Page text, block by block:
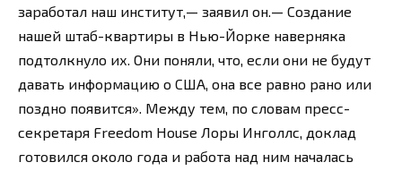
заработал наш институт,— заявил он.— Создание
нашей штаб-квартиры в Нью-Йорке наверняка
подтолкнуло их. Они поняли, что, если они не будут
давать информацию о США, она все равно рано или
поздно появится». Между тем, по словам пресс-
секретаря Freedom House Лоры Инголлс, доклад
готовился около года и работа над ним началась